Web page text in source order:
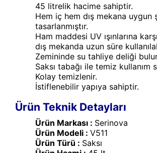
45 litrelik hacime sahiptir.
Hem iç hem dış mekana uygun
tasarlanmıştır.
Ham maddesi UV ışınlarına
dış mekanda uzun süre
Zemininde su tahliye deliği
Saksı tabağı ile temiz kullanım
Kolay temizlenir.
İstiflenebilir yapıya sahiptir.
Ürün Teknik Detayları
Ürün Markası : Serinova
Ürün Modeli : V511
Ürün Türü : Saksı